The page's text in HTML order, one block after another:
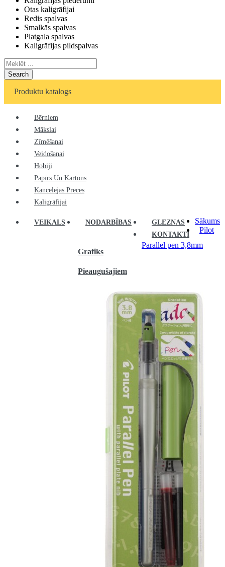
Otas kaligrāfijai
Redis spalvas
Smalkās spalvas
Platgala spalvas
Kaligrāfijas pildspalvas
Search
Produktu katalogs
Bērniem
Mākslai
Zīmēšanai
Veidošanai
Hobiji
Papīrs Un Kartons
Kancelejas Preces
Kaligrāfijai
VEIKALS NODARBĪBAS
Grafiks
Pieaugušajiem
GLEZNAS
KONTAKTI
Sākums
Pilot
Parallel pen 3,8mm